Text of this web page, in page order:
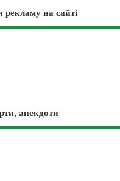
рекламу на сайті
анекдоти